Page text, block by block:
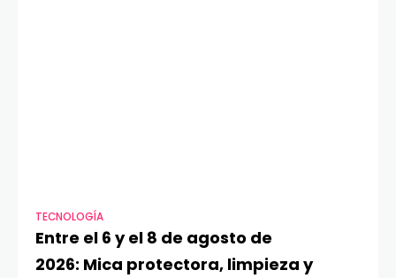
TECNOLOGÍA
Entre el 6 y el 8 de agosto de
2026: Mica protectora, limpieza y